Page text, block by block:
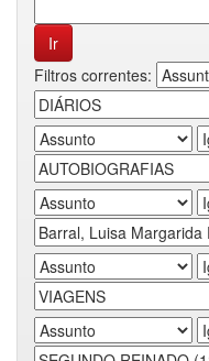
Filtros correntes: